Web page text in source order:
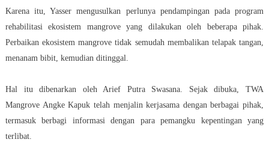
Karena itu, Yasser mengusulkan perlunya pendampingan pada program
rehabilitasi ekosistem mangrove yang dilakukan oleh beberapa pihak.
Perbaikan ekosistem mangrove tidak semudah membalikan telapak tangan,
menanam bibit, kemudian ditinggal.
Hal itu dibenarkan oleh Arief Putra Swasana. Sejak dibuka, TWA
Mangrove Angke Kapuk telah menjalin kerjasama dengan berbagai pihak,
termasuk berbagi informasi dengan para pemangku kepentingan yang
terlibat.